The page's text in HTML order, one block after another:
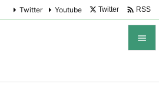

Twitter Youtube Twitter  RSS